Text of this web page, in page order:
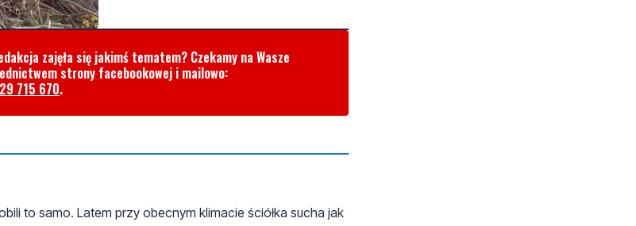
zajęła się jakimś tematem? Czekamy na Wasze
strony facebookowej i mailowo:
715 670.
to samo. Latem przy obecnym klimacie ściółka sucha jak